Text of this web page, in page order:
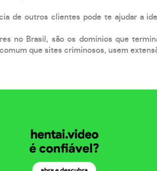
de outros clientes pode te ajudar a
no Brasil, são os domínios que
que sites criminosos, usem